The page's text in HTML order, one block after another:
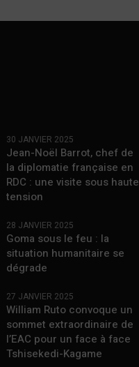
30 JANVIER 2025
Jean-Noël Barrot, chef de
la diplomatie française en
RDC : une visite sous haute
tension
28 JANVIER 2025
Goma sous le feu : la
situation humanitaire se
dégrade
27 JANVIER 2025
William Ruto convoque un
sommet extraordinaire de
l’EAC pour un face à face
Tshisekedi-Kagame